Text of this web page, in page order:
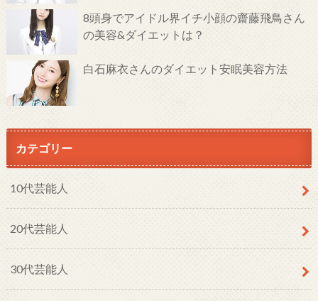
8頭身でアイドル界イチ小顔の齋藤飛鳥さん
の美容&ダイエットは？
白石麻衣さんのダイエット安眠美容方法
カテゴリー
10代芸能人
20代芸能人
30代芸能人